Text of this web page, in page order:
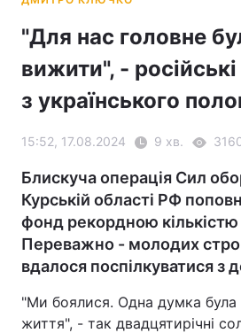
"Для нас головне
вижити", -
з українського
15:52, 17.08.2024 9 хв.
Блискуча операція Сил
Курській області РФ
фонд рекордною
Переважно - молодих
вдалося поспілкуватися з
"Ми боялися. Одна думка була
життя", - так двадцятирічні